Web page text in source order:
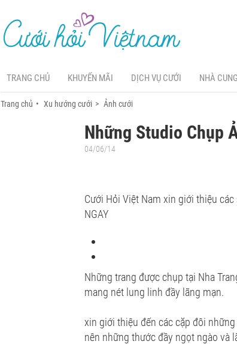
TRANG CHỦ KHUYẾN MÃI DỊCH VỤ CƯỚI NHÀ
Trang chủ Xu hướng cưới Ảnh cưới
Những Studio Chụp
04/06/14
Cưới Hỏi Việt Nam xin giới thiệu
NGAY
Những trang được chụp tại Nha
mang nét lung linh đầy lãng mạn.
xin giới thiệu đến các cặp đôi
nên những thước đầy ngọt ngào và